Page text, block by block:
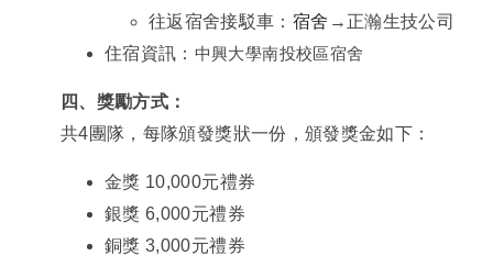
往返宿舍接駁車： 宿舍 → 正瀚生技公司
住宿資訊： 中興大學南投校區宿舍
四、 獎勵方式 ：
共4團隊，每隊頒發獎狀一份，頒發獎金如下：
金獎 10,000元禮券
銀獎 6,000元禮券
銅獎 3,000元禮券